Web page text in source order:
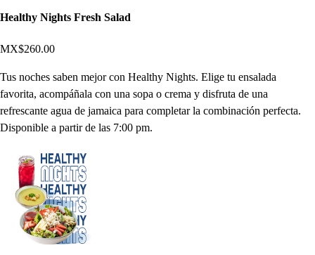
Healthy Nights Fresh Salad
MX$260.00
Tus noches saben mejor con Healthy Nights. Elige tu ensalada
favorita, acompáñala con una sopa o crema y disfruta de una
refrescante agua de jamaica para completar la combinación perfecta.
Disponible a partir de las 7:00 pm.